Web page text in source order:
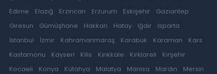
Edirne
Elazığ Erzincan Erzurum Eskişehir
Gaziantep
Giresun
Gümüşhane Hakkari Hatay Iğdır
Isparta
İstanbul
İzmir Kahramanmaraş Karabük Karaman
Kars
Kastamonu
Kayseri Kilis Kırıkkale Kırklareli
Kırşehir
Kocaeli
Konya Kütahya Malatya Manisa Mardin
Mersin